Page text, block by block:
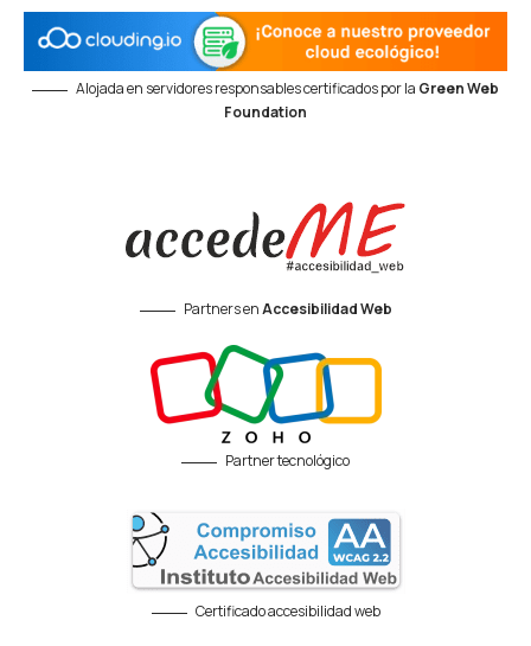
Alojada en servidores responsables certificados por la Green Web
Foundation
Partners enAccesibilidad Web
Partner tecnológico
Certificado accesibilidad web